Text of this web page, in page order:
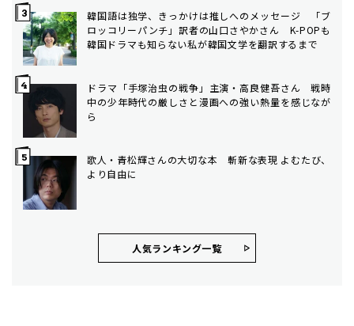
韓国語は独学、きっかけは推しへのメッセージ 「ブ
ロッコリーパンチ」訳者の山口さやかさん K-POPも
韓国ドラマも知らない私が韓国文学を翻訳するまで
ドラマ「手塚治虫の戦争」主演・高良健吾さん 戦時
中の少年時代の厳しさと漫画への強い熱量を感じなが
ら
歌人・青松輝さんの大切な本 斬新な表現 よむたび、
より自由に
人気ランキング⼀覧